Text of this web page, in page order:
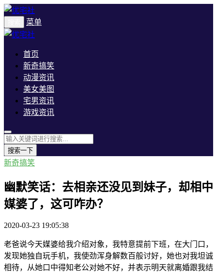
菜单
首页
新奇搞笑
动漫资讯
美女美图
宅男资讯
游戏资讯
搜索一下
新奇搞笑
幽默笑话：去相亲还没见到妹子，却相中
媒婆了，这可咋办？
2020-03-23 19:05:38
老爸说今天媒婆给我介绍对象，我特意提前下班，在大门口，
发现她独自玩手机，我使劲浑身解数百般讨好，她也对我坦诚
相待，从她口中得知老公对她不好，并表示明天就离婚跟我结